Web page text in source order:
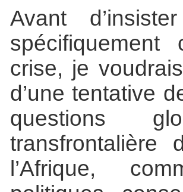
Avant
crise, je
d’une tentative
questions
transfrontalière
l’Afrique,